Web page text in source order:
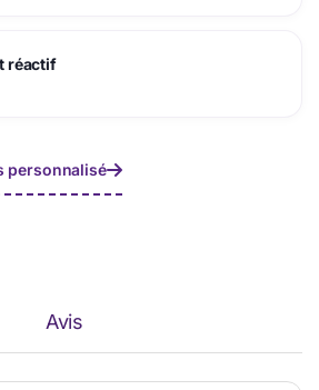
réactif
personnalisé
Avis